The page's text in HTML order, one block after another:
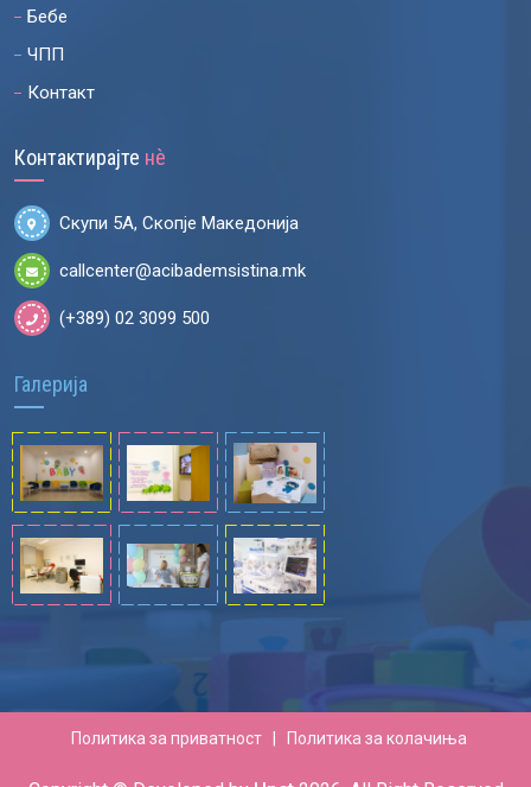
Бебе
ЧПП
Контакт
Контактирајте нѐ
Скупи 5А, Скопје Македонија
callcenter@acibademsistina.mk
(+389) 02 3099 500
Галерија
Политика за приватност Политика за колачиња